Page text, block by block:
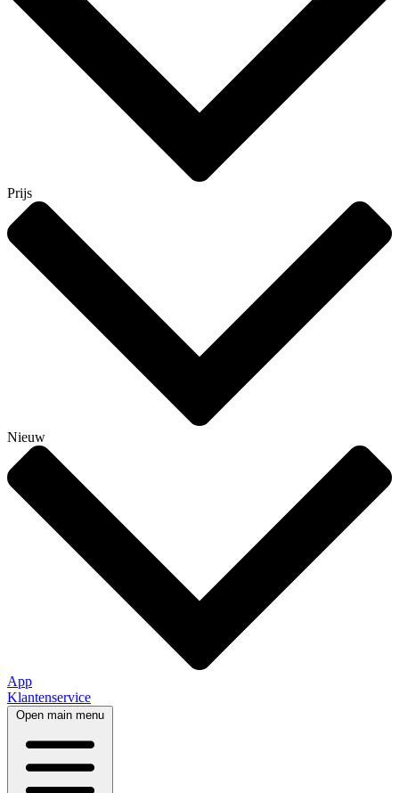
Prijs
Nieuw
App
Klantenservice
Open main menu